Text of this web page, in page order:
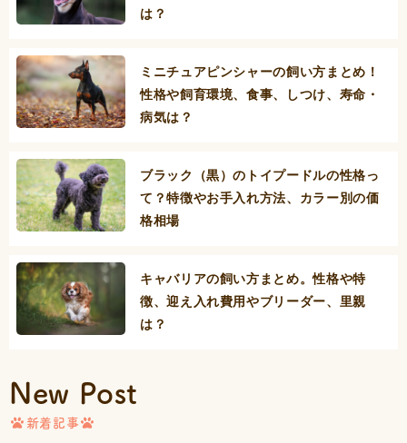
は？
ミニチュアピンシャーの飼い方まとめ！
性格や飼育環境、食事、しつけ、寿命・
病気は？
ブラック（黒）のトイプードルの性格っ
て？特徴やお手入れ方法、カラー別の価
格相場
キャバリアの飼い方まとめ。性格や特
徴、迎え入れ費用やブリーダー、里親
は？
New Post
新着記事